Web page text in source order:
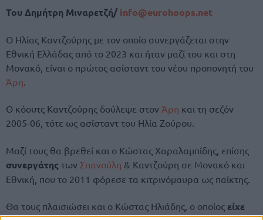
Του Δημήτρη Μιναρετζή/ info@eurohoops.net
Ο Ηλίας Καντζούρης με τον οποίο συνεργάζεται στην
Εθνική Ελλάδας από το 2023 και ήταν μαζί του και στη
Μονακό, είναι ο πρώτος ασίσταντ του νέου προπονητή του
Άρη.
Ο κόουτς Καντζούρης δούλεψε στον Άρη και τη σεζόν
2005-06, τότε ως ασίσταντ του Ηλία Ζούρου.
Μαζί τους θα βρεθεί και ο Κώστας Χαραλαμπίδης, επίσης
συνεργάτης των Σπανούλη & Καντζούρη σε Μονακό και
Εθνική, που το 2011 φόρεσε τα κιτρινόμαυρα ως παίκτης.
Θα τους πλαισιώσει και ο Κώστας Ηλιάδης, ο οποίος είχε